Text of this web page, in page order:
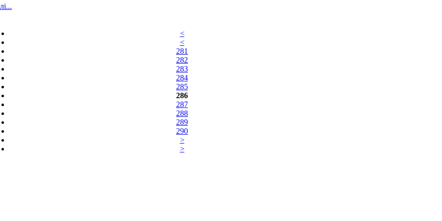
<
<
281
282
283
284
285
286
287
288
289
290
>
>